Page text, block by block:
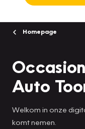
Homepage
Auto
Welkom in onze
komt nemen.